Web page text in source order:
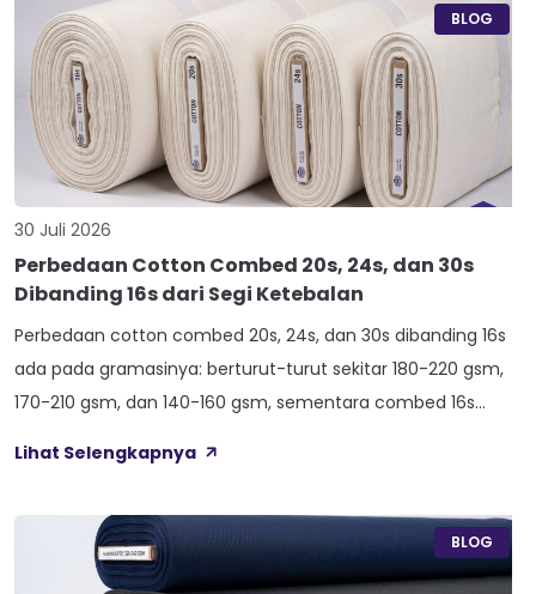
Nama Atlas boleh jadi belum […]
BLOG
30 Juli 2026
Perbedaan Cotton Combed 20s, 24s, dan 30s
Dibanding 16s dari Segi Ketebalan
Perbedaan cotton combed 20s, 24s, dan 30s dibanding 16s
ada pada gramasinya: berturut-turut sekitar 180-220 gsm,
170-210 gsm, dan 140-160 gsm, sementara combed 16s
satu kaos terasa berat dan kokoh, sedangkan kaos lain
konveksi baru tertukar […]
Lihat Selengkapnya
BLOG